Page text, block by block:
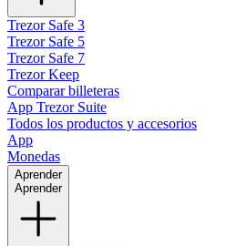
Trezor Safe 3
Trezor Safe 5
Trezor Safe 7
Trezor Keep
Comparar billeteras
App Trezor Suite
Todos los productos y accesorios
App
Monedas
Aprender
Aprender